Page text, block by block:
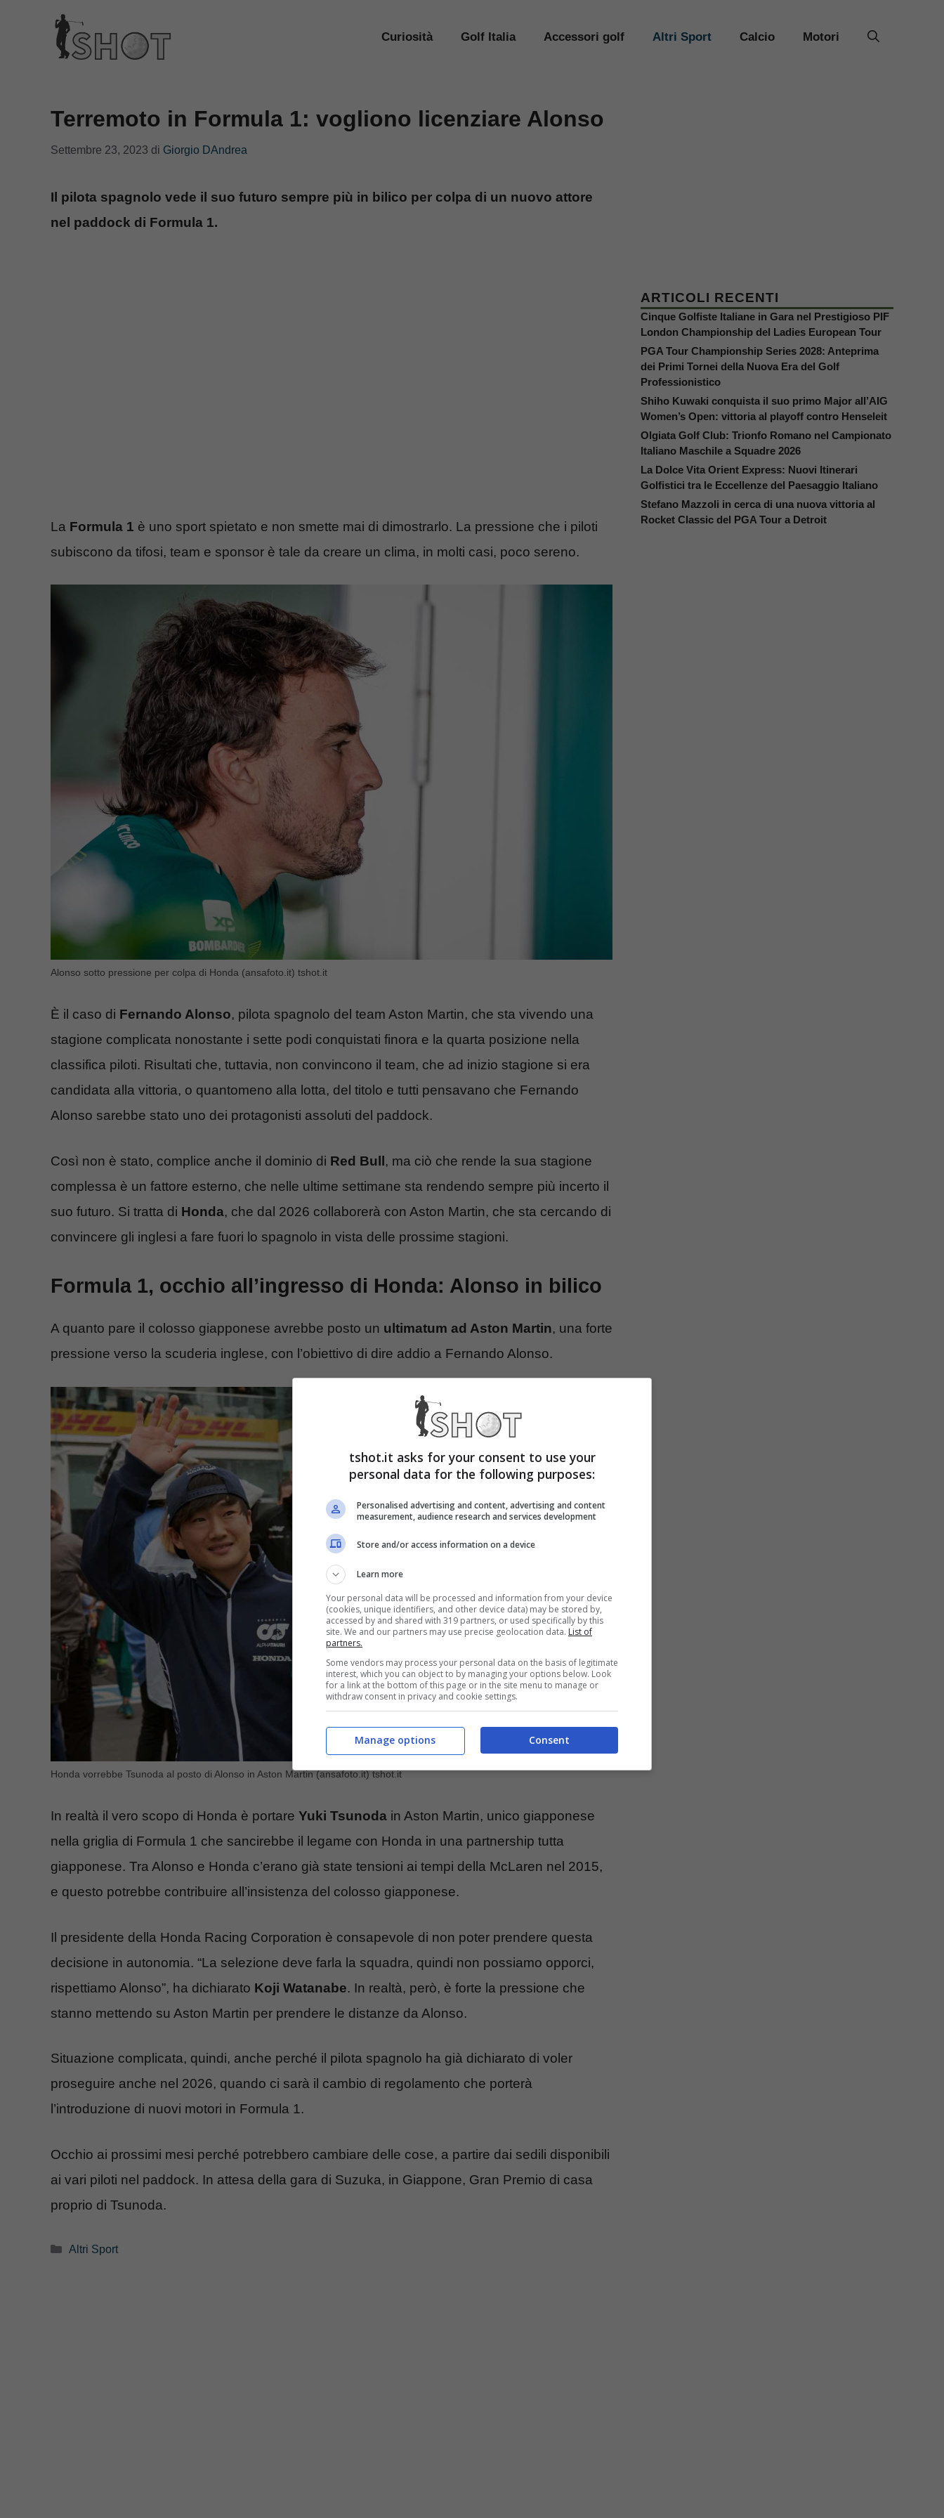
contenuto
Curiosità Golf Italia Accessori golf Altri Sport Calcio Motori
Terremoto in Formula 1: vogliono licenziare Alonso
Settembre 23, 2023 di Giorgio DAndrea
Il pilota spagnolo vede il suo futuro sempre più in bilico per colpa di un nuovo attore
nel paddock di Formula 1.
La Formula 1 è uno sport spietato e non smette mai di dimostrarlo. La pressione che i piloti
subiscono da tifosi, team e sponsor è tale da creare un clima, in molti casi, poco sereno.
Alonso sotto pressione per colpa di Honda (ansafoto.it) tshot.it
È il caso di Fernando Alonso, pilota spagnolo del team Aston Martin, che sta vivendo una
stagione complicata nonostante i sette podi conquistati finora e la quarta posizione nella
classifica piloti. Risultati che, tuttavia, non convincono il team, che ad inizio stagione si era
candidata alla vittoria, o quantomeno alla lotta, del titolo e tutti pensavano che Fernando
Alonso sarebbe stato uno dei protagonisti assoluti del paddock.
Così non è stato, complice anche il dominio di Red Bull, ma ciò che rende la sua stagione
complessa è un fattore esterno, che nelle ultime settimane sta rendendo sempre più incerto il
suo futuro. Si tratta di Honda, che dal 2026 collaborerà con Aston Martin, che sta cercando di
convincere gli inglesi a fare fuori lo spagnolo in vista delle prossime stagioni.
Formula 1, occhio all’ingresso di Honda: Alonso in bilico
A quanto pare il colosso giapponese avrebbe posto un ultimatum ad Aston Martin, una forte
pressione verso la scuderia inglese, con l’obiettivo di dire addio a Fernando Alonso.
Honda vorrebbe Tsunoda al posto di Alonso in Aston Martin (ansafoto.it) tshot.it
In realtà il vero scopo di Honda è portare Yuki Tsunoda in Aston Martin, unico giapponese
nella griglia di Formula 1 che sancirebbe il legame con Honda in una partnership tutta
giapponese. Tra Alonso e Honda c’erano già state tensioni ai tempi della McLaren nel 2015,
e questo potrebbe contribuire all’insistenza del colosso giapponese.
Il presidente della Honda Racing Corporation è consapevole di non poter prendere questa
decisione in autonomia. “La selezione deve farla la squadra, quindi non possiamo opporci,
rispettiamo Alonso”, ha dichiarato Koji Watanabe. In realtà, però, è forte la pressione che
stanno mettendo su Aston Martin per prendere le distanze da Alonso.
Situazione complicata, quindi, anche perché il pilota spagnolo ha già dichiarato di voler
proseguire anche nel 2026, quando ci sarà il cambio di regolamento che porterà
l’introduzione di nuovi motori in Formula 1.
Occhio ai prossimi mesi perché potrebbero cambiare delle cose, a partire dai sedili disponibili
ai vari piloti nel paddock. In attesa della gara di Suzuka, in Giappone, Gran Premio di casa
proprio di Tsunoda.
Categorie
Altri Sport
ARTICOLI RECENTI
Cinque Golfiste Italiane in Gara nel Prestigioso PIF
London Championship del Ladies European Tour
PGA Tour Championship Series 2028: Anteprima
dei Primi Tornei della Nuova Era del Golf
Professionistico
Shiho Kuwaki conquista il suo primo Major all’AIG
Women’s Open: vittoria al playoff contro Henseleit
Olgiata Golf Club: Trionfo Romano nel Campionato
Italiano Maschile a Squadre 2026
La Dolce Vita Orient Express: Nuovi Itinerari
Golfistici tra le Eccellenze del Paesaggio Italiano
Stefano Mazzoli in cerca di una nuova vittoria al
Rocket Classic del PGA Tour a Detroit
tshot.it asks for your consent to use your
personal data for the following purposes:
Personalised advertising and content, advertising and content
measurement, audience research and services development
Store and/or access information on a device
Learn more
Your personal data will be processed and information from your device
(cookies, unique identifiers, and other device data) may be stored by,
accessed by and shared with 319 partners, or used specifically by this
site. We and our partners may use precise geolocation data. List of
partners.
Some vendors may process your personal data on the basis of legitimate
interest, which you can object to by managing your options below. Look
for a link at the bottom of this page or in the site menu to manage or
withdraw consent in privacy and cookie settings.
Consent
Manage options